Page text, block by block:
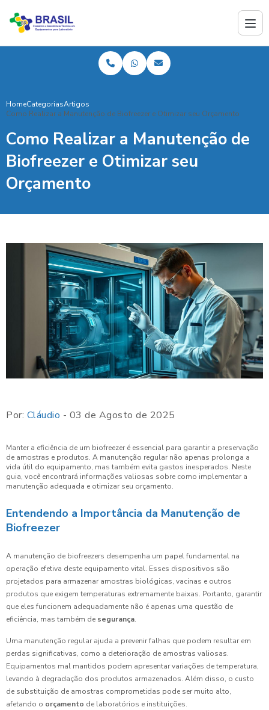
HomeCategoriasArtigos
Como Realizar a Manutenção de Biofreezer e Otimizar seu Orçamento
Como Realizar a Manutenção de
Biofreezer e Otimizar seu
Orçamento
Por: Cláudio - 03 de Agosto de 2025
Manter a eficiência de um biofreezer é essencial para garantir a preservação
de amostras e produtos. A manutenção regular não apenas prolonga a
vida útil do equipamento, mas também evita gastos inesperados. Neste
guia, você encontrará informações valiosas sobre como implementar a
manutenção adequada e otimizar seu orçamento.
Entendendo a Importância da Manutenção de
Biofreezer
A manutenção de biofreezers desempenha um papel fundamental na
operação efetiva deste equipamento vital. Esses dispositivos são
projetados para armazenar amostras biológicas, vacinas e outros
produtos que exigem temperaturas extremamente baixas. Portanto, garantir
que eles funcionem adequadamente não é apenas uma questão de
eficiência, mas também de segurança.
Uma manutenção regular ajuda a prevenir falhas que podem resultar em
perdas significativas, como a deterioração de amostras valiosas.
Equipamentos mal mantidos podem apresentar variações de temperatura,
levando à degradação dos produtos armazenados. Além disso, o custo
de substituição de amostras comprometidas pode ser muito alto,
afetando o orçamento de laboratórios e instituições.